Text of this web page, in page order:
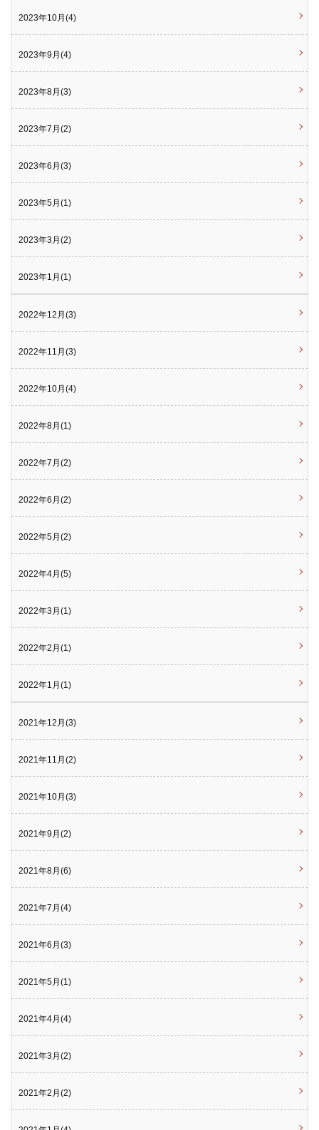
2023年10月(4)
2023年9月(4)
2023年8月(3)
2023年7月(2)
2023年6月(3)
2023年5月(1)
2023年3月(2)
2023年1月(1)
2022年12月(3)
2022年11月(3)
2022年10月(4)
2022年8月(1)
2022年7月(2)
2022年6月(2)
2022年5月(2)
2022年4月(5)
2022年3月(1)
2022年2月(1)
2022年1月(1)
2021年12月(3)
2021年11月(2)
2021年10月(3)
2021年9月(2)
2021年8月(6)
2021年7月(4)
2021年6月(3)
2021年5月(1)
2021年4月(4)
2021年3月(2)
2021年2月(2)